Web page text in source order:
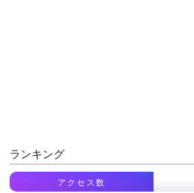
ランキング
アクセス数